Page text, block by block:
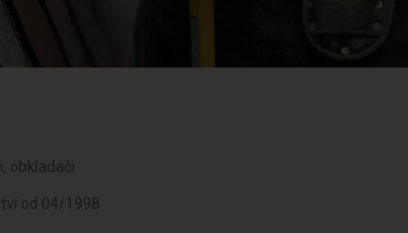
obkladači
od 04/1998